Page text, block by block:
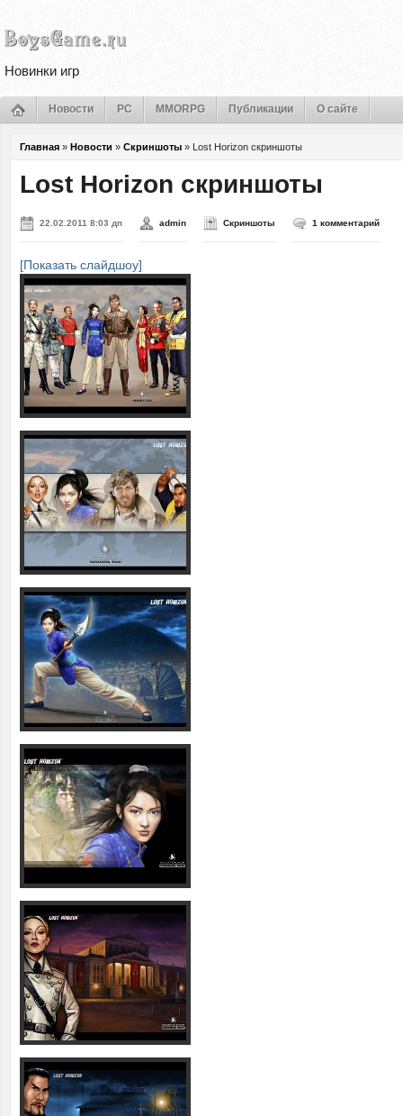
Новинки игр
Новости PC MMORPG Публикации О сайте
Главная » Новости » Скриншоты » Lost Horizon скриншоты
Lost Horizon скриншоты
22.02.2011 8:03 дп admin Скриншоты 1 комментарий
[Показать слайдшоу]